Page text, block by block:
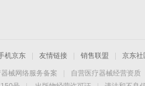
机京东 友情链接 销售联盟 京东社
械网络服务备案 自营医疗器械经营资质